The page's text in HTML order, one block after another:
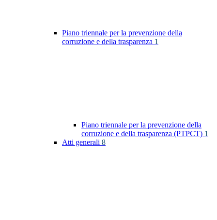
Piano triennale per la prevenzione della
corruzione e della trasparenza 1
Piano triennale per la prevenzione della
corruzione e della trasparenza (PTPCT) 1
Atti generali 8